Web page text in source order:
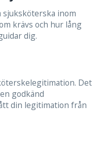
sjuksköterska inom
krävs och hur lång
dig.
Det
godkänd
din legitimation från